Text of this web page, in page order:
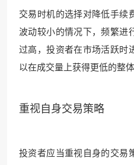
交易时机的选择对降低手续
波动较小的情况下，频繁进
过高，投资者在市场活跃时
以在成交量上获得更低的整体
重视自身交易策略
投资者应当重视自身的交易